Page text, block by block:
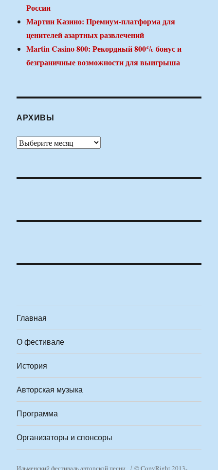
России
Мартин Казино: Премиум-платформа для
ценителей азартных развлечений
Martin Casino 800: Рекордный 800% бонус и
безграничные возможности для выигрыша
АРХИВЫ
Архивы
Главная
О фестивале
История
Авторская музыка
Программа
Организаторы и спонсоры
Ильменский фестиваль авторской песни © CopyRight 2013-